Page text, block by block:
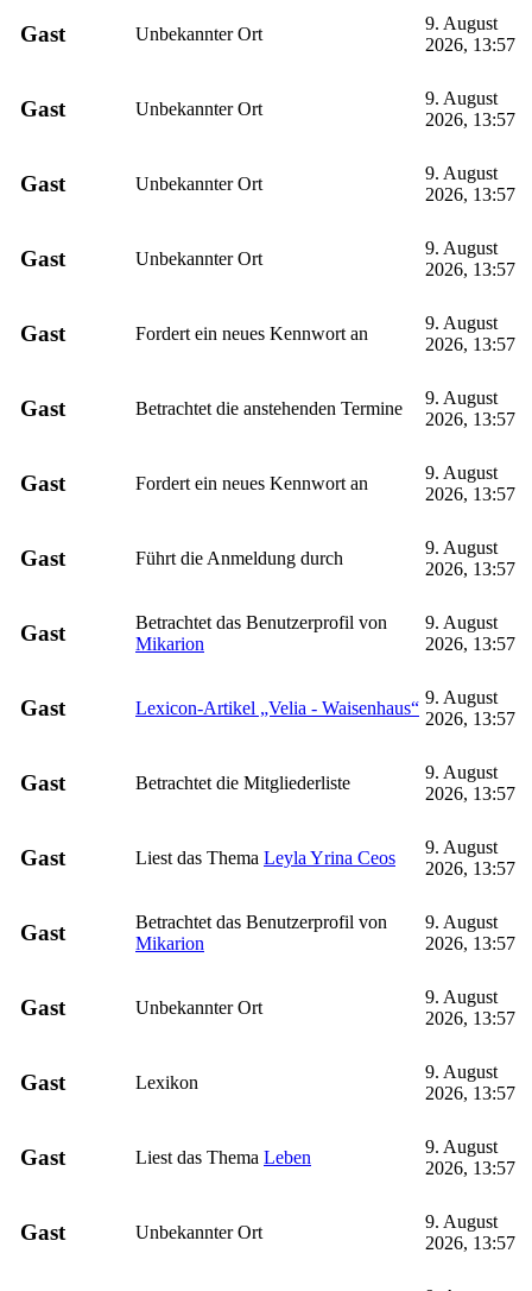
Gast Unbekannter Ort
9. August
2026, 13:57
Gast Unbekannter Ort
9. August
2026, 13:57
Gast Unbekannter Ort
9. August
2026, 13:57
Gast Unbekannter Ort
9. August
2026, 13:57
Gast Fordert ein neues Kennwort an
9. August
2026, 13:57
Gast Betrachtet die anstehenden Termine
9. August
2026, 13:57
Gast Fordert ein neues Kennwort an
9. August
2026, 13:57
Gast Führt die Anmeldung durch
9. August
2026, 13:57
Gast
Betrachtet das Benutzerprofil von
Mikarion
9. August
2026, 13:57
Gast Lexicon-Artikel „Velia - Waisenhaus“
9. August
2026, 13:57
Gast Betrachtet die Mitgliederliste
9. August
2026, 13:57
Gast Liest das Thema Leyla Yrina Ceos
9. August
2026, 13:57
Gast
Betrachtet das Benutzerprofil von
Mikarion
9. August
2026, 13:57
Gast Unbekannter Ort
9. August
2026, 13:57
Gast Lexikon
9. August
2026, 13:57
Gast Liest das Thema Leben
9. August
2026, 13:57
Gast Unbekannter Ort
9. August
2026, 13:57